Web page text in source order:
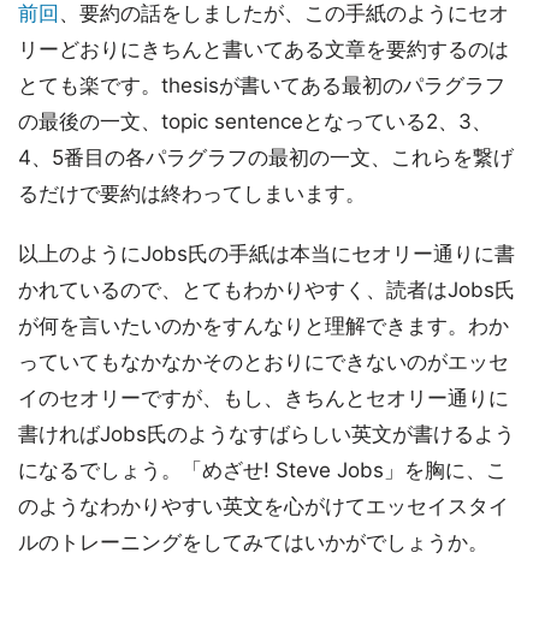
前回 、要約の話をしましたが、この手紙のようにセオ
リーどおりにきちんと書いてある文章を要約するのは
とても楽です。thesisが書いてある最初のパラグラフ
の最後の一文、topic sentenceとなっている2、3、
4、5番目の各パラグラフの最初の一文、これらを繋げ
るだけで要約は終わってしまいます。
以上のようにJobs氏の手紙は本当にセオリー通りに書
かれているので、とてもわかりやすく、読者はJobs氏
が何を言いたいのかをすんなりと理解できます。わか
っていてもなかなかそのとおりにできないのがエッセ
イのセオリーですが、もし、きちんとセオリー通りに
書ければJobs氏のようなすばらしい英文が書けるよう
になるでしょう。「めざせ! Steve Jobs」を胸に、こ
のようなわかりやすい英文を心がけてエッセイスタイ
ルのトレーニングをしてみてはいかがでしょうか。